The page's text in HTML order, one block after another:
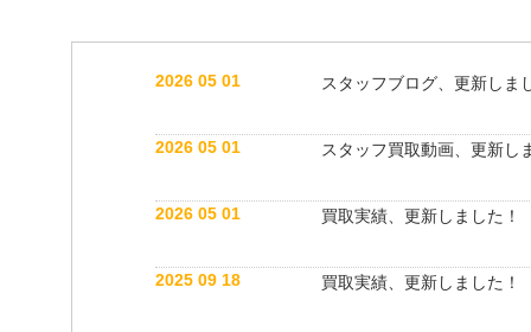
2026 05 01 スタッフブログ、更新しま
2026 05 01 スタッフ買取動画、更新し
2026 05 01 買取実績、更新しました！
2025 09 18 買取実績、更新しました！